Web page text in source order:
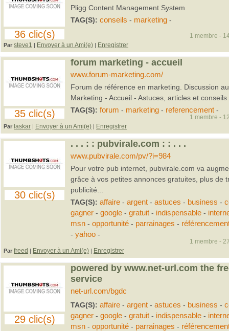
36 clic(s)
Pligg Content Management System
TAG(S): conseils - marketing-
Par steve1 | Envoyer à un Ami(e) | Enregistrer
1 membre -
35 clic(s)
forum marketing - accueil
www.forum-marketing.com/
Forum de référence en marketing. Discussion
Marketing - Accueil - Astuces, articles et
TAG(S): forum - marketing- referencement-
Par laskar | Envoyer à un Ami(e) | Enregistrer
1 membre -
30 clic(s)
. . . : : pubvirale.com : : . . .
www.pubvirale.com/pv/?i=984
Pour votre pub internet, pubvirale.com va
grâce à vos petites annonces gratuites, plus de
publicité...
TAG(S): affaire- argent- astuces - business -
gagner- google- gratuit- indispensable-
msn - opportunité- parrainages -
- yahoo-
Par freed | Envoyer à un Ami(e) | Enregistrer
1 membre -
29 clic(s)
powered by www.net-url.com the
service
net-url.com/bgdc
TAG(S): affaire- argent- astuces - business -
gagner- google- gratuit- indispensable-
msn - opportunité- parrainages -